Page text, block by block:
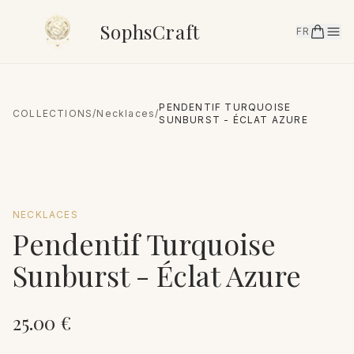
SophsCraft FR
COLLECTIONS/Necklaces/
PENDENTIF TURQUOISE
SUNBURST - ÉCLAT AZURE
NECKLACES
Pendentif Turquoise
Sunburst - Éclat Azure
25.00 €